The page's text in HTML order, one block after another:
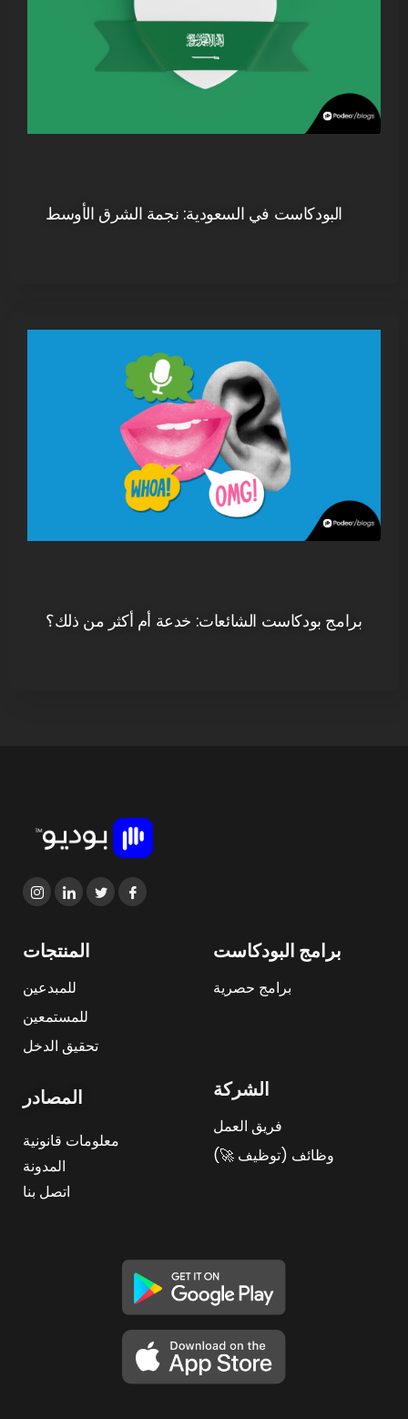
البودكاست في السعودية: نجمة الشرق الأوسط
برامج بودكاست الشائعات: خدعة أم أكثر من ذلك؟
المنتجات
للمبدعين
للمستمعين
تحقيق الدخل
برامج البودكاست
برامج حصرية
المصادر
معلومات قانونية
المدونة
اتصل بنا
الشركة
فريق العمل
وظائف (توظيف 🚀)